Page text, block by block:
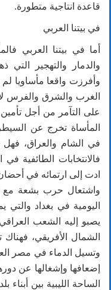
قاعدة انتاجية متطورة.
في بيتنا العربي
أما في بيتنا العربي
والدمار والتهجير التي
وأفرزت واقعا مأساويا
الغرب والشرق والفرس لا
على التآمر من أجل
المأساة تخرج عن
في الشام والعراق، فهل
فالانتخابات الطائفية
ادت إلى ارتمائه في
واشتعال حرب بشعة مع
اليومية في بغداد والتي
يصبو إليه الشعب
الشمال الأفريقي، فهناك
وتسيل الدماء في مصر
إضعافها وإشغالها عن
الساحة الليبية بين